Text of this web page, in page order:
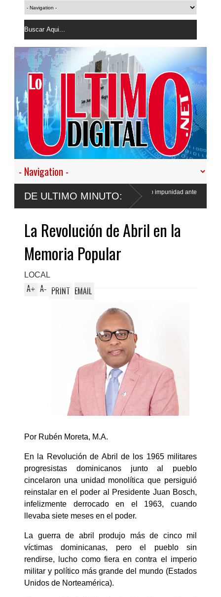
DE ULTIMO MINUTO:
la Policía”, y promete cero impunidad ante
Gobierno
La Revolución de Abril en la
Memoria Popular
LOCAL
A+ A- PRINT EMAIL
Por Rubén Moreta, M.A.
En la Revolución de Abril de los 1965 militares
progresistas dominicanos junto al pueblo
cincelaron una unidad monolítica que persiguió
reinstalar en el poder al Presidente Juan Bosch,
infelizmente derrocado en el 1963, cuando
llevaba siete meses en el poder.
La guerra de abril produjo más de cinco mil
víctimas dominicanas, pero el pueblo sin
rendirse, lucho como fiera en contra el imperio
militar y político más grande del mundo (Estados
Unidos de Norteamérica).